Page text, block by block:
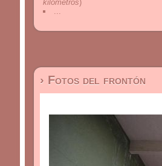
kilómetros)
...
› Fotos del frontón